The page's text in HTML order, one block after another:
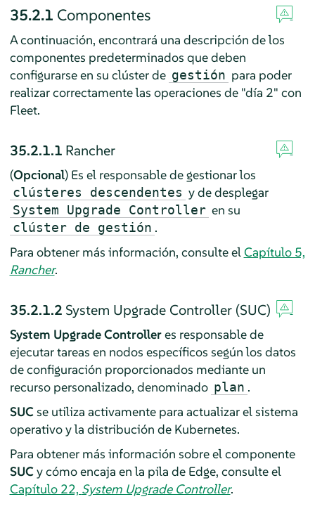
35.2.1 Componentes
A continuación, encontrará una descripción de los
componentes predeterminados que deben
configurarse en su clúster de gestión para poder
realizar correctamente las operaciones de "día 2" con
Fleet.
35.2.1.1 Rancher
(Opcional) Es el responsable de gestionar los
clústeres descendentes y de desplegar
System Upgrade Controller en su
clúster de gestión .
Para obtener más información, consulte elCapítulo 5,
Rancher.
35.2.1.2 System Upgrade Controller (SUC)
System Upgrade Controlleres responsable de
ejecutar tareas en nodos específicos según los datos
de configuración proporcionados mediante un
recurso personalizado, denominado plan .
SUCse utiliza activamente para actualizar el sistema
operativo y la distribución de Kubernetes.
Para obtener más información sobre el componente
SUCy cómo encaja en la pila de Edge, consulte el
Capítulo 22, System Upgrade Controller.